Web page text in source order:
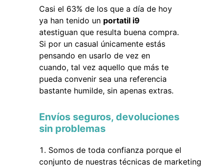
Casi el 63% de los que a día de hoy
ya han tenido un portatil i9
atestiguan que resulta buena compra.
Si por un casual únicamente estás
pensando en usarlo de vez en
cuando, tal vez aquello que más te
pueda convenir sea una referencia
bastante humilde, sin apenas extras.
Envíos seguros, devoluciones
sin problemas
Somos de toda confianza porque el
conjunto de nuestras técnicas de marketing